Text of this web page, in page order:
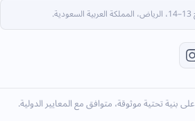
تحتية موثوقة، متوافق مع المعايير الدولية.